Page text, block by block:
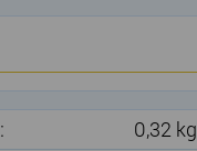
0,32 kg